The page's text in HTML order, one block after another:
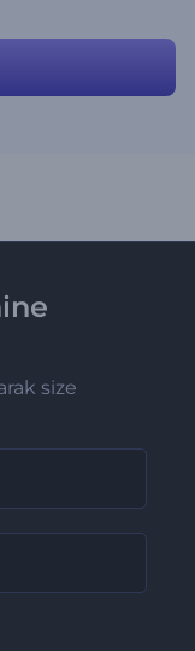
size